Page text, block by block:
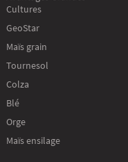
Cultures
GeoStar
Maïs grain
Tournesol
Colza
Blé
Orge
Maïs ensilage